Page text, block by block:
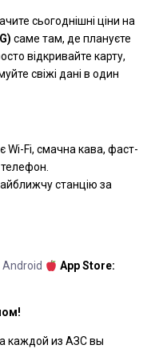
сьогоднішні ціни на
саме там, де плануєте
відкривайте карту,
свіжі дані в один
Wi-Fi, смачна кава, фаст-
станцію за
App Store:
каждой из АЗС вы